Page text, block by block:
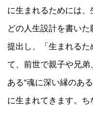
に生まれるためには
どの人生設計を書いた
提出し、「生まれる
て、前世で親子や兄
ある“魂に深い縁のあ
に生まれてきます。